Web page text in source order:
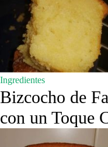
Ingredientes
Bizcocho de
con un Toque